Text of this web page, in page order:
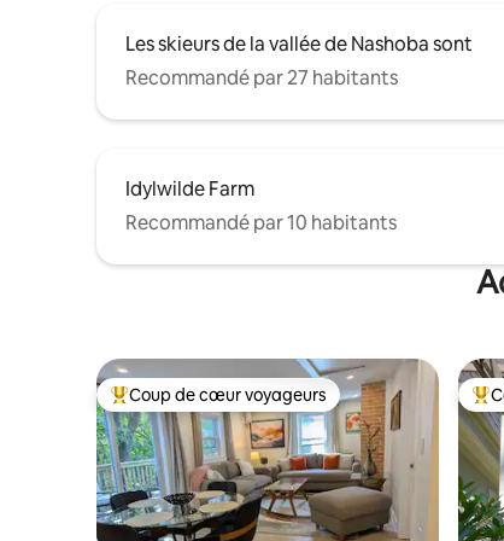
Les skieurs de la vallée de Nashoba sont
Recommandé par 27 habitants
Idylwilde Farm
Recommandé par 10 habitants
Coups de cœur voyageurs les plus appréciés
Coup de cœur voyageurs